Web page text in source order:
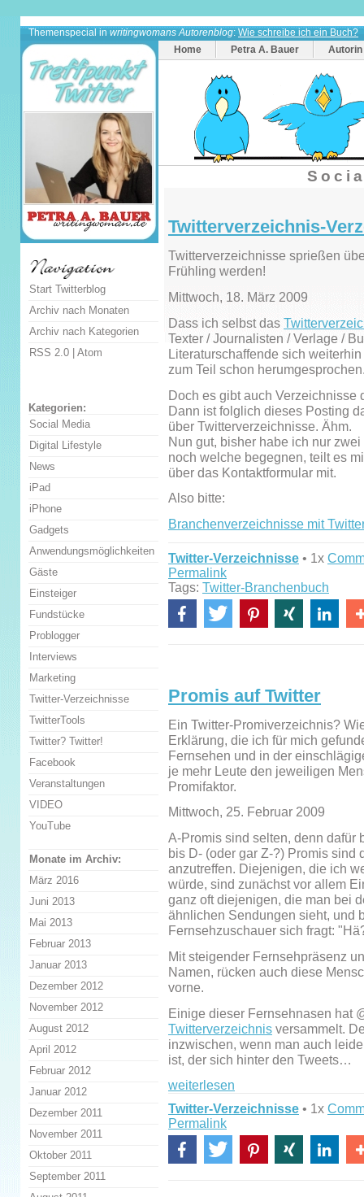
Themenspecial in writingwomans Autorenblog: Wie schreibe ich ein Buch?
Home
Petra A. Bauer Autorin
Twitterverzeichnis-
Twitterverzeichnisse sprießen
Frühling werden!
Mittwoch, 18. März 2009
Dass ich selbst das
Texter / Journalisten / Verlage /
Literaturschaffende sich
zum Teil schon
Doch es gibt auch Verzeichnisse
Dann ist folglich dieses Posting
über Twitterverzeichnisse. Ähm.
Nun gut, bisher habe ich nur
noch welche begegnen, teilt es
über das Kontaktformular mit.
Also bitte:
Branchenverzeichnisse mit
Twitter-Verzeichnisse • 1x
Permalink
Tags: Twitter-Branchenbuch
Promis auf Twitter
Ein Twitter-Promiverzeichnis?
Erklärung, die ich für mich
Fernsehen und in der
je mehr Leute den jeweiligen
Promifaktor.
Mittwoch, 25. Februar 2009
A-Promis sind selten, denn dafür
bis D- (oder gar Z-?) Promis
anzutreffen. Diejenigen, die ich
würde, sind zunächst vor allem
ganz oft diejenigen, die man bei
ähnlichen Sendungen sieht, und
Fernsehzuschauer sich fragt:
Mit steigender Fernsehpräsenz
Namen, rücken auch diese
vorne.
Einige dieser Fernsehnasen hat
Twitterverzeichnis versammelt.
inzwischen, wenn man auch
ist, der sich hinter den Tweets…
weiterlesen
Twitter-Verzeichnisse • 1x
Permalink
Start Twitterblog
Archiv nach Monaten
Archiv nach Kategorien
RSS 2.0 | Atom
Kategorien:
Social Media
Digital Lifestyle
News
iPad
iPhone
Gadgets
Anwendungsmöglichkeiten
Gäste
Einsteiger
Fundstücke
Problogger
Interviews
Marketing
Twitter-Verzeichnisse
TwitterTools
Twitter? Twitter!
Facebook
Veranstaltungen
VIDEO
YouTube
Monate im Archiv:
März 2016
Juni 2013
Mai 2013
Februar 2013
Januar 2013
Dezember 2012
November 2012
August 2012
April 2012
Februar 2012
Januar 2012
Dezember 2011
November 2011
Oktober 2011
September 2011